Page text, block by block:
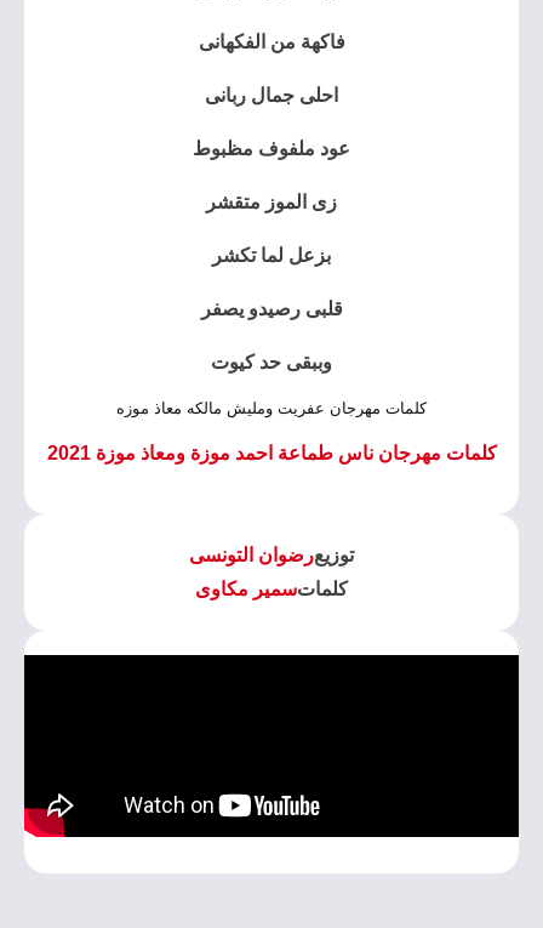
فاكهة من الفكهانى
احلى جمال ربانى
عود ملفوف مظبوط
زى الموز متقشر
بزعل لما تكشر
قلبى رصيدو يصفر
وببقى حد كيوت
كلمات مهرجان عفريت ومليش مالكه معاذ موزه
كلمات مهرجان ناس طماعة احمد موزة ومعاذ موزة 2021
توزيعرضوان التونسى
كلماتسمير مكاوى